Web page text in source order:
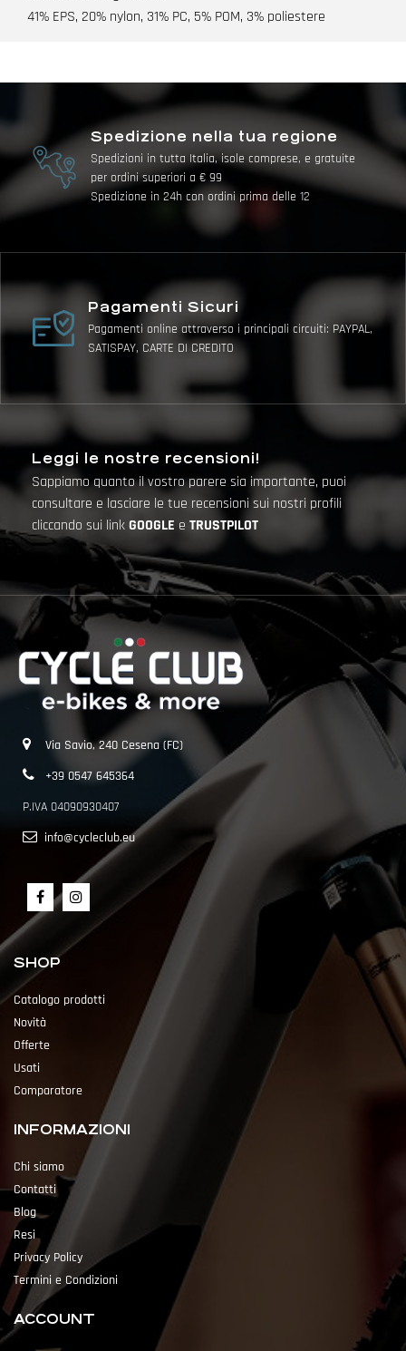
41% EPS, 20% nylon, 31% PC, 5% POM, 3% poliestere
Spedizione nella tua regione
Spedizioni in tutta Italia, isole comprese, e gratuite
per ordini superiori a € 99
Spedizione in 24h con ordini prima delle 12
Pagamenti Sicuri
Pagamenti online attraverso i principali circuiti: PAYPAL,
SATISPAY, CARTE DI CREDITO
Leggi le nostre recensioni!
Sappiamo quanto il vostro parere sia importante, puoi
consultare e lasciare le tue recensioni sui nostri profili
cliccando sui linkGOOGLE e TRUSTPILOT
Via Savio, 240 Cesena (FC)
+39 0547 645364
P.IVA 04090930407
info@cycleclub.eu
SHOP
Catalogo prodotti
Novità
Offerte
Usati
Comparatore
INFORMAZIONI
Chi siamo
Contatti
Blog
Resi
Privacy Policy
Termini e Condizioni
ACCOUNT